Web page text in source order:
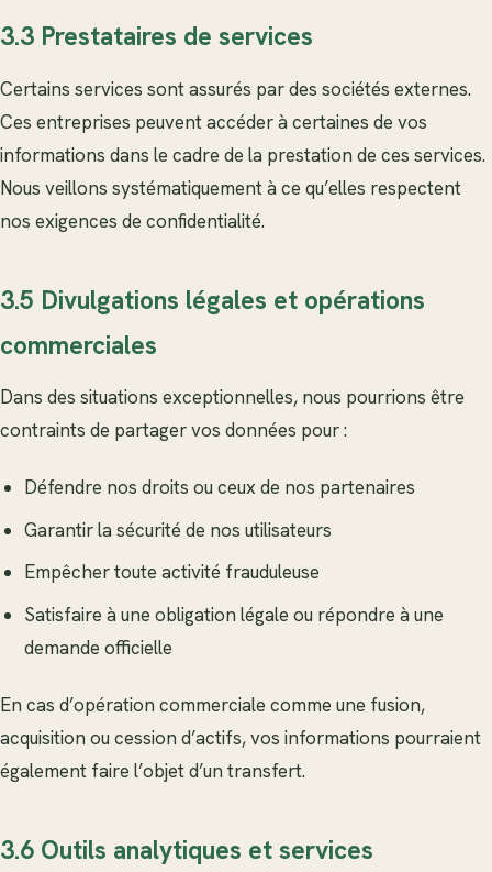
3.3 Prestataires de services
Certains services sont assurés par des sociétés externes.
Ces entreprises peuvent accéder à certaines de vos
informations dans le cadre de la prestation de ces services.
Nous veillons systématiquement à ce qu’elles respectent
nos exigences de confidentialité.
3.5 Divulgations légales et opérations
commerciales
Dans des situations exceptionnelles, nous pourrions être
contraints de partager vos données pour :
Défendre nos droits ou ceux de nos partenaires
Garantir la sécurité de nos utilisateurs
Empêcher toute activité frauduleuse
Satisfaire à une obligation légale ou répondre à une
demande officielle
En cas d’opération commerciale comme une fusion,
acquisition ou cession d’actifs, vos informations pourraient
également faire l’objet d’un transfert.
3.6 Outils analytiques et services